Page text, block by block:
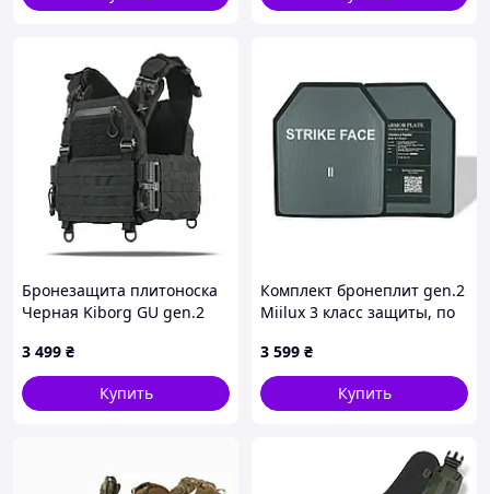
Бронезащита плитоноска
Черная Kiborg GU gen.2
3 499 ₴
Купить
Комплект бронеплит gen.2
Miilux 3 класс защиты, по
3 599 ₴
Купить